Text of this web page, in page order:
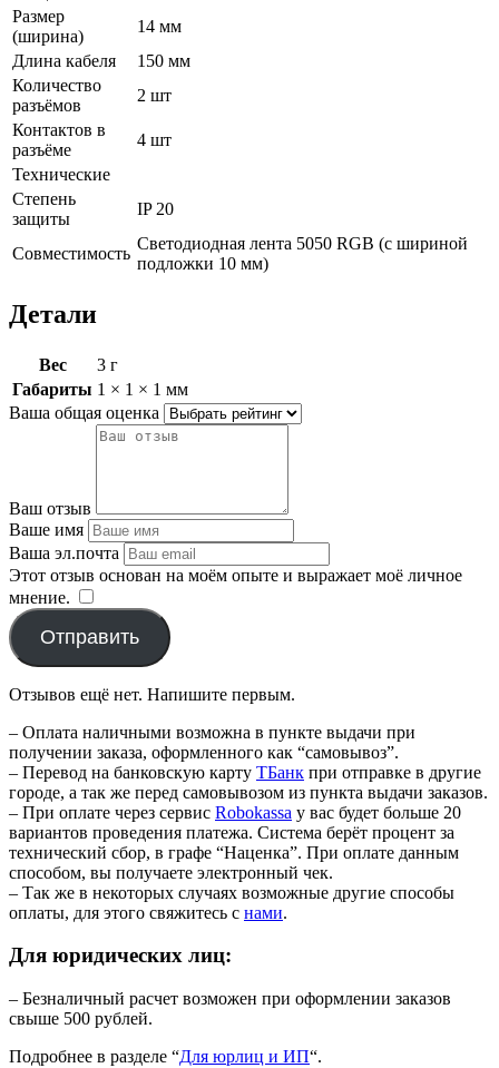
Размер
(ширина)
14 мм
Длина кабеля
150 мм
Количество
разъёмов
2 шт
Контактов в
разъёме
4 шт
Технические
Степень
защиты
IP 20
Совместимость
Светодиодная лента 5050 RGB (с шириной
подложки 10 мм)
Детали
Вес
3 г
Габариты 1 × 1 × 1 мм
Ваша общая оценка
Ваш отзыв
Ваше имя
Ваша эл.почта
Этот отзыв основан на моём опыте и выражает моё личное
мнение.
Отправить
Отзывов ещё нет. Напишите первым.
– Оплата наличными возможна в пункте выдачи при
получении заказа, оформленного как “самовывоз”.
– Перевод на банковскую карту TБанк при отправке в другие
городе, а так же перед самовывозом из пункта выдачи заказов.
– При оплате через сервис Robokassa у вас будет больше 20
вариантов проведения платежа. Система берёт процент за
технический сбор, в графе “Наценка”. При оплате данным
способом, вы получаете электронный чек.
– Так же в некоторых случаях возможные другие способы
оплаты, для этого свяжитесь с нами.
Для юридических лиц:
– Безналичный расчет возможен при оформлении заказов
свыше 500 рублей.
Подробнее в разделе “Для юрлиц и ИП“.